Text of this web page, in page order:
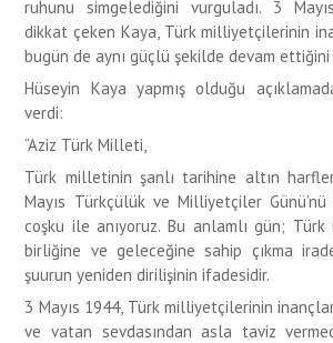
ruhunu simgelediğini vurguladı. 3
dikkat çeken Kaya, Türk milliyetçilerinin
bugün de aynı güçlü şekilde devam
Hüseyin Kaya yapmış olduğu
verdi:
“Aziz Türk Milleti,
Türk milletinin şanlı tarihine altın
Mayıs Türkçülük ve Milliyetçiler
coşku ile anıyoruz. Bu anlamlı gün; Türk
birliğine ve geleceğine sahip çıkma
şuurun yeniden dirilişinin ifadesidir.
3 Mayıs 1944, Türk milliyetçilerinin
ve vatan sevdasından asla taviz